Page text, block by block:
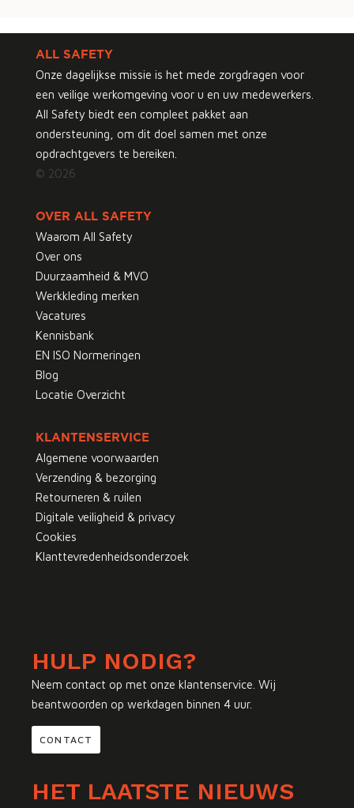
ALL SAFETY
Onze dagelijkse missie is het mede zorgdragen voor
een veilige werkomgeving voor u en uw medewerkers.
All Safety biedt een compleet pakket aan
ondersteuning, om dit doel samen met onze
opdrachtgevers te bereiken.
© 2026
OVER ALL SAFETY
Waarom All Safety
Over ons
Duurzaamheid & MVO
Werkkleding merken
Vacatures
Kennisbank
EN ISO Normeringen
Blog
Locatie Overzicht
KLANTENSERVICE
Algemene voorwaarden
Verzending & bezorging
Retourneren & ruilen
Digitale veiligheid & privacy
Cookies
Klanttevredenheidsonderzoek
HULP NODIG?
Neem contact op met onze klantenservice. Wij
beantwoorden op werkdagen binnen 4 uur.
CONTACT
HET LAATSTE NIEUWS